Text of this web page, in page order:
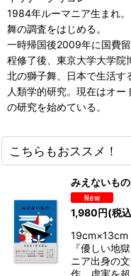
1984年ルーマニア生まれ
舞の調査をはじめる。
一時帰国後2009年に国費
程修了後、東京大学大学院
北の獅子舞、日本で生活す
人類学的研究。現在はオ
の研究を始めている。
こちらもおススメ！
みえないも
1,980円(税
19cm×13cm
『優しい地
ニア出身の